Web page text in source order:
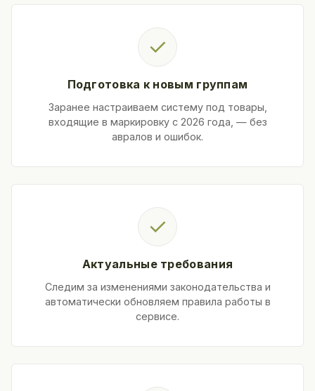
✓
Подготовка к новым группам
Заранее настраиваем систему под товары,
входящие в маркировку с 2026 года, — без
авралов и ошибок.
✓
Актуальные требования
Следим за изменениями законодательства и
автоматически обновляем правила работы в
сервисе.